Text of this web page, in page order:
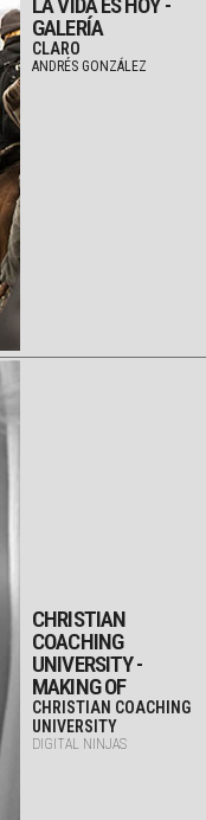
LA VIDA ES HOY -
GALERÍA
CLARO
ANDRÉS GONZÁLEZ
CHRISTIAN
COACHING
UNIVERSITY -
MAKING OF
CHRISTIAN COACHING
UNIVERSITY
DIGITAL NINJAS